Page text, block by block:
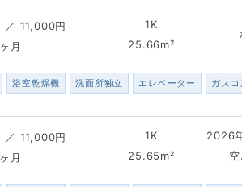
／ 11,000円
月
1K
25.66m²
浴室乾燥機 洗面所独立 エレベーター ガスコ
／ 11,000円
月
1K
25.65m²
2026